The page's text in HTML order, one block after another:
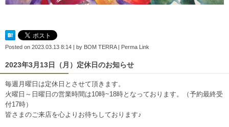
Posted on 2023.03.13 8:14 | by BOM TERRA| Perma Link
2023年3月13日（月）定休日のお知らせ
毎週月曜日は定休日とさせて頂きます。
火曜日～日曜日の営業時間は10時~18時となっております。（予約最終受
付17時）
皆さまのご来店を心よりお待ちしております♪